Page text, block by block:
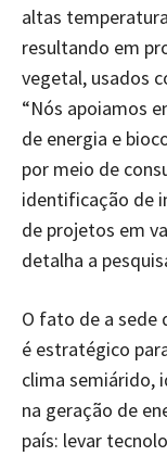
altas
resultando em
vegetal, usados
“Nós apoiamos
de energia e
por meio de
identificação de
de projetos em
detalha a
O fato de a sede
é estratégico
clima semiárido,
na geração de
país: levar